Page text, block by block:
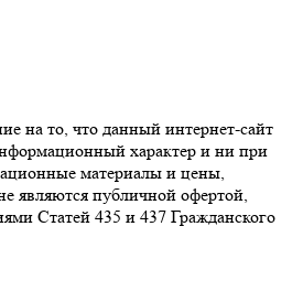
на то, что данный интернет-сайт
характер и ни при
материалы и цены,
являются публичной офертой,
Статей 435 и 437 Гражданского